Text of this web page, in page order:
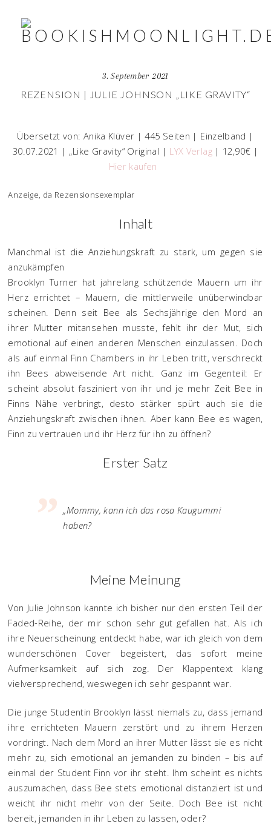
3. September 2021
REZENSION | JULIE JOHNSON „LIKE GRAVITY“
Übersetzt von: Anika Klüver | 445 Seiten | Einzelband |
30.07.2021 | „Like Gravity“ Original | LYX Verlag | 12,90€ |
Hier kaufen
Anzeige, da Rezensionsexemplar
Inhalt
Manchmal ist die Anziehungskraft zu stark, um gegen sie
anzukämpfen
Brooklyn Turner hat jahrelang schützende Mauern um ihr
Herz errichtet – Mauern, die mittlerweile unüberwindbar
scheinen. Denn seit Bee als Sechsjährige den Mord an
ihrer Mutter mitansehen musste, fehlt ihr der Mut, sich
emotional auf einen anderen Menschen einzulassen. Doch
als auf einmal Finn Chambers in ihr Leben tritt, verschreckt
ihn Bees abweisende Art nicht. Ganz im Gegenteil: Er
scheint absolut fasziniert von ihr und je mehr Zeit Bee in
Finns Nähe verbringt, desto stärker spürt auch sie die
Anziehungskraft zwischen ihnen. Aber kann Bee es wagen,
Finn zu vertrauen und ihr Herz für ihn zu öffnen?
Erster Satz
„Mommy, kann ich das rosa Kaugummi
haben?
Meine Meinung
Von Julie Johnson kannte ich bisher nur den ersten Teil der
Faded-Reihe, der mir schon sehr gut gefallen hat. Als ich
ihre Neuerscheinung entdeckt habe, war ich gleich von dem
wunderschönen Cover begeistert, das sofort meine
Aufmerksamkeit auf sich zog. Der Klappentext klang
vielversprechend, weswegen ich sehr gespannt war.
Die junge Studentin Brooklyn lässt niemals zu, dass jemand
ihre errichteten Mauern zerstört und zu ihrem Herzen
vordringt. Nach dem Mord an ihrer Mutter lässt sie es nicht
mehr zu, sich emotional an jemanden zu binden – bis auf
einmal der Student Finn vor ihr steht. Ihm scheint es nichts
auszumachen, dass Bee stets emotional distanziert ist und
weicht ihr nicht mehr von der Seite. Doch Bee ist nicht
bereit, jemanden in ihr Leben zu lassen, oder?